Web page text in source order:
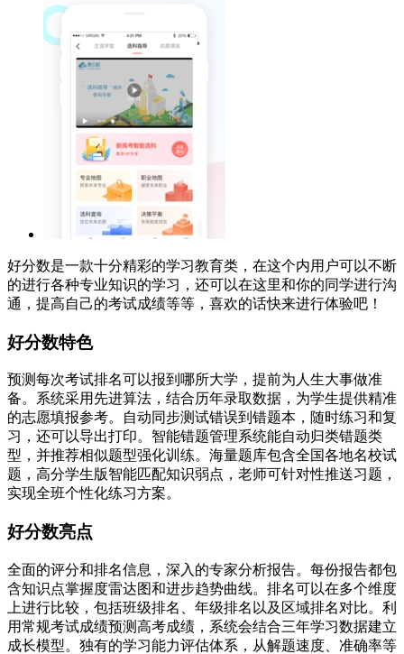
好分数是一款十分精彩的学习教育类，在这个内用户可以不断
的进行各种专业知识的学习，还可以在这里和你的同学进行沟
通，提高自己的考试成绩等等，喜欢的话快来进行体验吧！
好分数特色
预测每次考试排名可以报到哪所大学，提前为人生大事做准
备。系统采用先进算法，结合历年录取数据，为学生提供精准
的志愿填报参考。自动同步测试错误到错题本，随时练习和复
习，还可以导出打印。智能错题管理系统能自动归类错题类
型，并推荐相似题型强化训练。海量题库包含全国各地名校试
题，高分学生版智能匹配知识弱点，老师可针对性推送习题，
实现全班个性化练习方案。
好分数亮点
全面的评分和排名信息，深入的专家分析报告。每份报告都包
含知识点掌握度雷达图和进步趋势曲线。排名可以在多个维度
上进行比较，包括班级排名、年级排名以及区域排名对比。利
用常规考试成绩预测高考成绩，系统会结合三年学习数据建立
成长模型。独有的学习能力评估体系，从解题速度、准确率等